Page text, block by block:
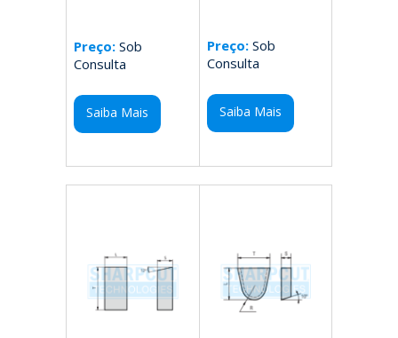
Preço: Sob
Consulta
Saiba Mais
Preço:Sob
Consulta
Saiba Mais